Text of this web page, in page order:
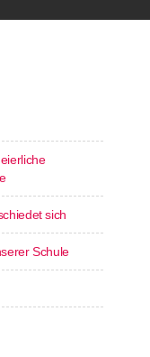
sich
Schule